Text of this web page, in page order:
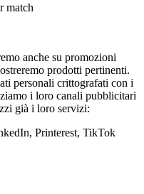
match
anche su promozioni
prodotti pertinenti.
personali crittografati con i
i loro canali pubblicitari
già i loro servizi:
Printerest, TikTok